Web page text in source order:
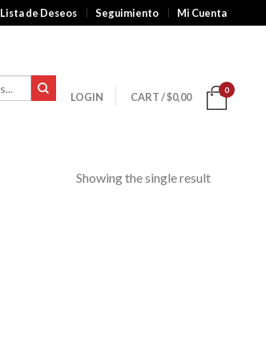
Lista de Deseos Seguimiento Mi Cuenta
LOGIN CART/$0,00
0
Showing the single result